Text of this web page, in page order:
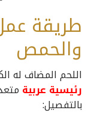
طريقة
والحمص
اللحم المضاف له
رئيسية عربية
بالتفصيل: